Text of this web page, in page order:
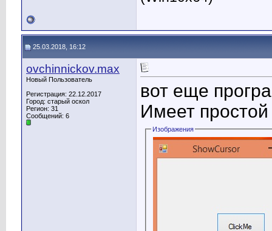
25.03.2018, 16:12
ovchinnickov.max
Новый Пользователь
Регистрация: 22.12.2017
Город: старый оскол
Регион: 31
Сообщений: 6
вот еще
Имеет
Изображения